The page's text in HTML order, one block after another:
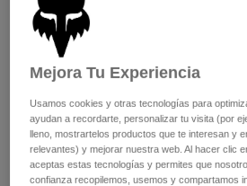
Pantalones largos
Pantalones cortos
Chaquetas y chalecos
Guantes
Pantalones
Guantes
Chaquetas
Protecciones
Camisas
Ver todo
Mujer
Camisetas y tops
Protecciones
Gafas de Protección
Calcetines
Ver todo
Moto
Mejora Tu Experiencia
Usamos cookies y otras tecnologías para
ayudan a recordarte, personalizar tu visita (por
lleno, mostrartelos productos que te interesan y
relevantes) y mejorar nuestra web. Al hacer clic
aceptas estas tecnologías y permites que
confianza recopilemos, usemos y compartamos